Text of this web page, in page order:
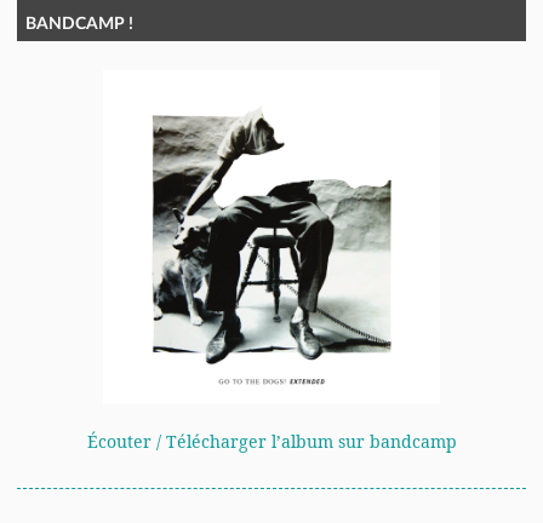
BANDCAMP !
Écouter / Télécharger l’album sur bandcamp